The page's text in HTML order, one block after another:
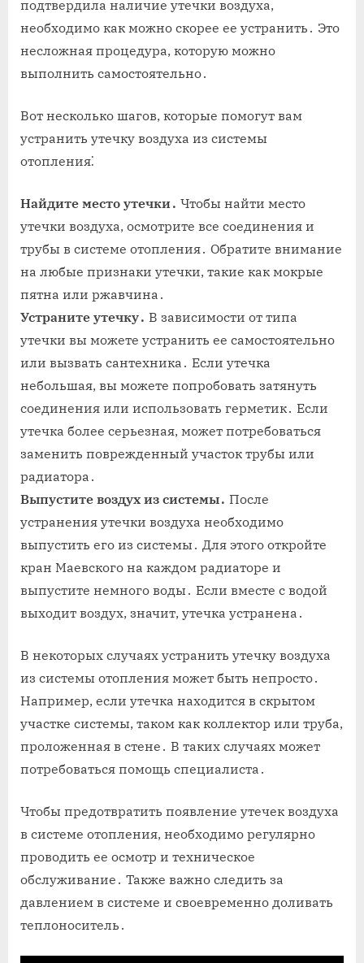
подтвердила наличие утечки воздуха,
необходимо как можно скорее ее устранить․ Это
несложная процедура, которую можно
выполнить самостоятельно․
Вот несколько шагов, которые помогут вам
устранить утечку воздуха из системы
отопления⁚
Найдите место утечки․ Чтобы найти место
утечки воздуха, осмотрите все соединения и
трубы в системе отопления․ Обратите внимание
на любые признаки утечки, такие как мокрые
пятна или ржавчина․
Устраните утечку․ В зависимости от типа
утечки вы можете устранить ее самостоятельно
или вызвать сантехника․ Если утечка
небольшая, вы можете попробовать затянуть
соединения или использовать герметик․ Если
утечка более серьезная, может потребоваться
заменить поврежденный участок трубы или
радиатора․
Выпустите воздух из системы․ После
устранения утечки воздуха необходимо
выпустить его из системы․ Для этого откройте
кран Маевского на каждом радиаторе и
выпустите немного воды․ Если вместе с водой
выходит воздух, значит, утечка устранена․
В некоторых случаях устранить утечку воздуха
из системы отопления может быть непросто․
Например, если утечка находится в скрытом
участке системы, таком как коллектор или труба,
проложенная в стене․ В таких случаях может
потребоваться помощь специалиста․
Чтобы предотвратить появление утечек воздуха
в системе отопления, необходимо регулярно
проводить ее осмотр и техническое
обслуживание․ Также важно следить за
давлением в системе и своевременно доливать
теплоноситель․